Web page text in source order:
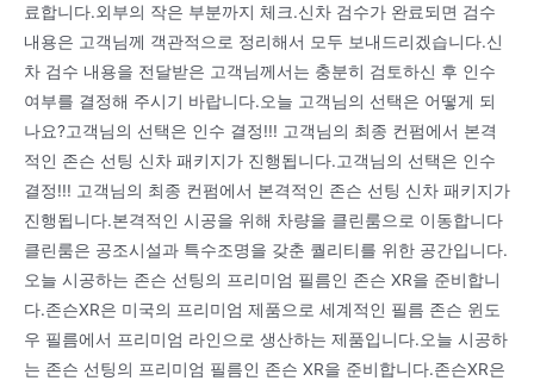
료합니다.외부의 작은 부분까지 체크.신차 검수가 완료되면 검수
내용은 고객님께 객관적으로 정리해서 모두 보내드리겠습니다.신
차 검수 내용을 전달받은 고객님께서는 충분히 검토하신 후 인수
여부를 결정해 주시기 바랍니다.오늘 고객님의 선택은 어떻게 되
나요?고객님의 선택은 인수 결정!!! 고객님의 최종 컨펌에서 본격
적인 존슨 선팅 신차 패키지가 진행됩니다.고객님의 선택은 인수
결정!!! 고객님의 최종 컨펌에서 본격적인 존슨 선팅 신차 패키지가
진행됩니다.본격적인 시공을 위해 차량을 클린룸으로 이동합니다
클린룸은 공조시설과 특수조명을 갖춘 퀄리티를 위한 공간입니다.
오늘 시공하는 존슨 선팅의 프리미엄 필름인 존슨 XR을 준비합니
다.존슨XR은 미국의 프리미엄 제품으로 세계적인 필름 존슨 윈도
우 필름에서 프리미엄 라인으로 생산하는 제품입니다.오늘 시공하
는 존슨 선팅의 프리미엄 필름인 존슨 XR을 준비합니다.존슨XR은